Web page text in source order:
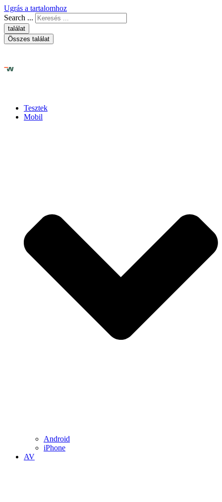
Ugrás a tartalomhoz
Search ...
találat
Összes találat
Tesztek
Mobil
Android
iPhone
AV